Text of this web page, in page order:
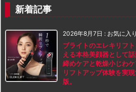
新着記事
2026年8月7日 : お気に入り
ブライトのエレキリフ
える本格美顔器として
締めケアと乾燥小じわ
リフトアップ体験を実
版。